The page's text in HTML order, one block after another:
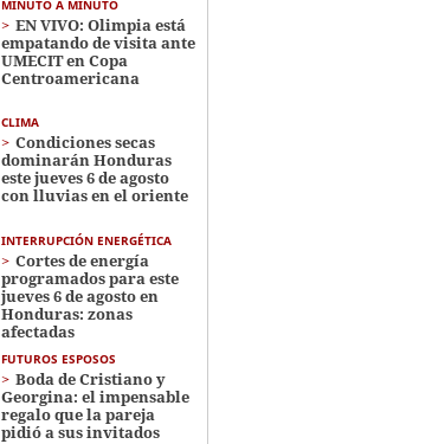
MINUTO A MINUTO
EN VIVO: Olimpia está
empatando de visita ante
UMECIT en Copa
Centroamericana
CLIMA
Condiciones secas
dominarán Honduras
este jueves 6 de agosto
con lluvias en el oriente
INTERRUPCIÓN ENERGÉTICA
Cortes de energía
programados para este
jueves 6 de agosto en
Honduras: zonas
afectadas
FUTUROS ESPOSOS
Boda de Cristiano y
Georgina: el impensable
regalo que la pareja
pidió a sus invitados